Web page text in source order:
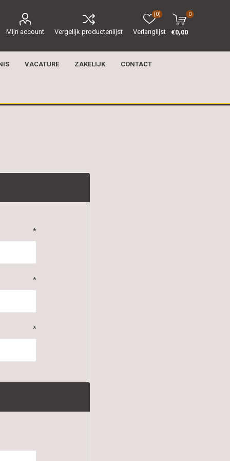
Mijn account Vergelijk productenlijst Verlanglijst
(0) 0
€0,00
VACATURE ZAKELIJK CONTACT
*
*
*